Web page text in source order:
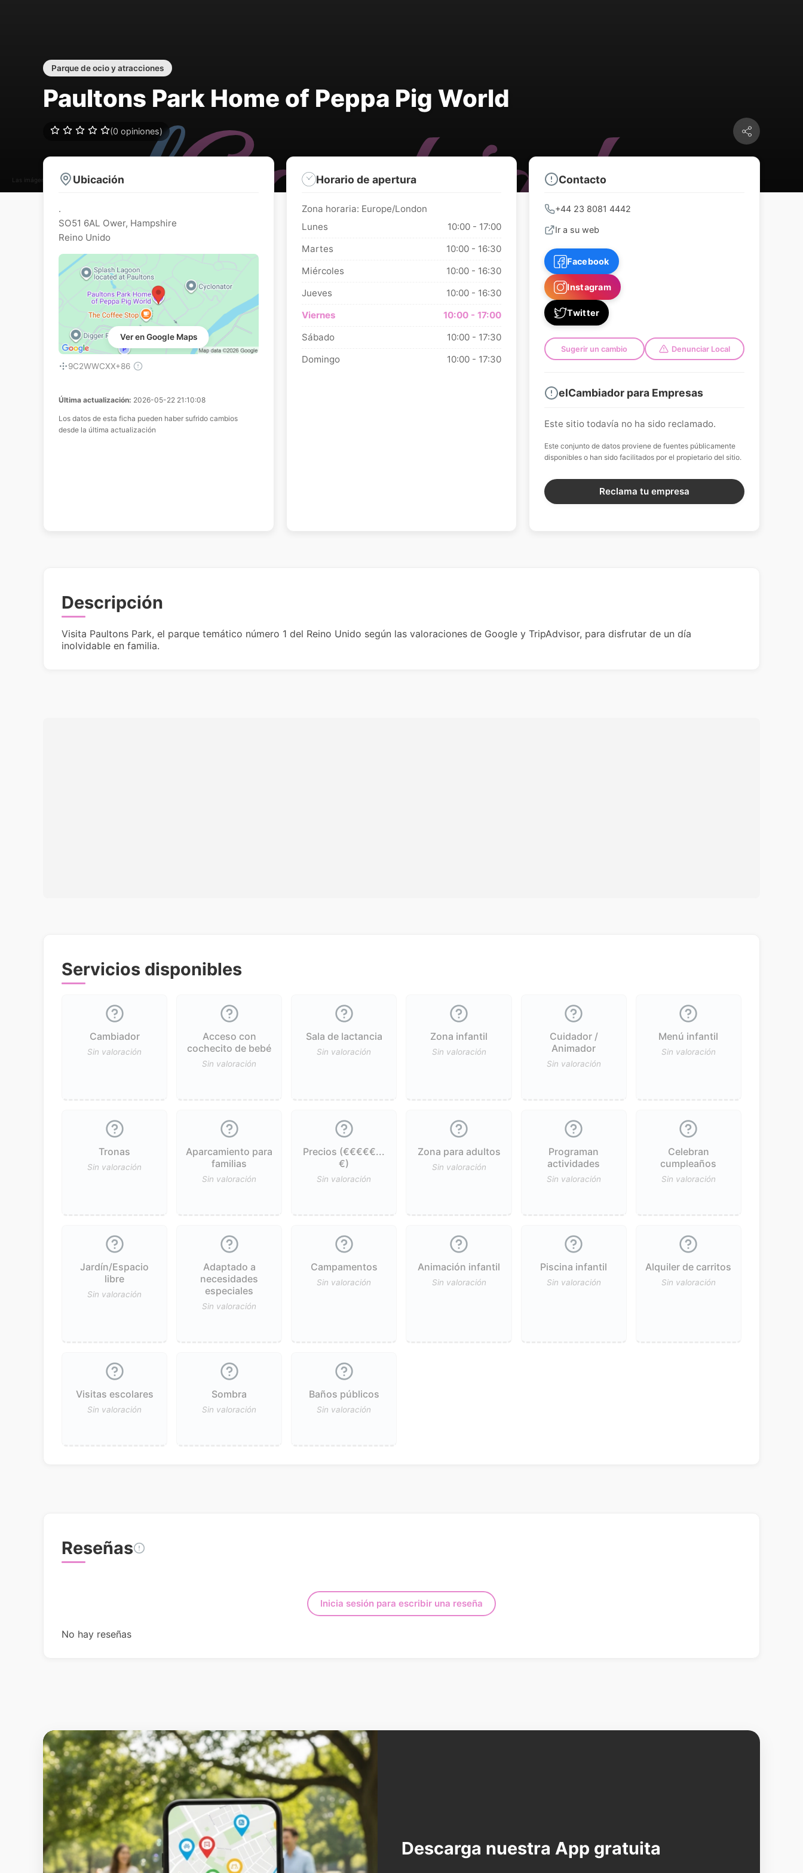
Las imágenes pueden estar sujetas a derechos de autor
Parque de ocio y atracciones
Paultons Park Home of Peppa Pig World
(0 opiniones)
Ubicación
.
SO51 6AL Ower, Hampshire
Reino Unido
Ver en Google Maps
9C2WWCXX+86
Última actualización: 2026-05-22 21:10:08
Los datos de esta ficha pueden haber sufrido cambios
desde la última actualización
Horario de apertura
Zona horaria: Europe/London
Lunes
10:00 - 17:00
Martes
10:00 - 16:30
Miércoles
10:00 - 16:30
Jueves
10:00 - 16:30
Viernes
10:00 - 17:00
Sábado
10:00 - 17:30
Domingo
10:00 - 17:30
Contacto
+44 23 8081 4442
Ir a su web
Facebook
Instagram
Twitter
Sugerir un cambio Denunciar Local
elCambiador para Empresas
Este sitio todavía no ha sido reclamado.
Este conjunto de datos proviene de fuentes públicamente
disponibles o han sido facilitados por el propietario del sitio.
Reclama tu empresa
Descripción
Visita Paultons Park, el parque temático número 1 del Reino Unido según las valoraciones de Google y TripAdvisor, para disfrutar de un día
inolvidable en familia.
Servicios disponibles
Cambiador
Sin valoración
Acceso con
cochecito de bebé
Sin valoración
Sala de lactancia
Sin valoración
Zona infantil
Sin valoración
Cuidador /
Animador
Sin valoración
Menú infantil
Sin valoración
Tronas
Sin valoración
Aparcamiento para
familias
Sin valoración
Precios (€€€€€...
€)
Sin valoración
Zona para adultos
Sin valoración
Programan
actividades
Sin valoración
Celebran
cumpleaños
Sin valoración
Jardín/Espacio
libre
Sin valoración
Adaptado a
necesidades
especiales
Sin valoración
Campamentos
Sin valoración
Animación infantil
Sin valoración
Piscina infantil
Sin valoración
Alquiler de carritos
Sin valoración
Visitas escolares
Sin valoración
Sombra
Sin valoración
Baños públicos
Sin valoración
Reseñas
Inicia sesión para escribir una reseña
No hay reseñas
Descarga nuestra App gratuita